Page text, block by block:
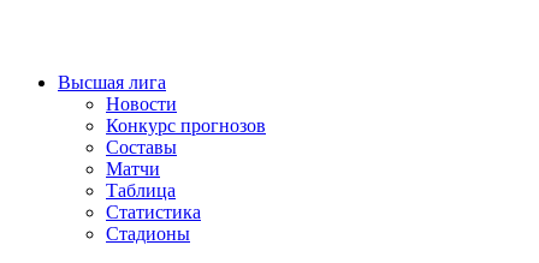
Высшая лига
Новости
Конкурс прогнозов
Составы
Матчи
Таблица
Статистика
Стадионы